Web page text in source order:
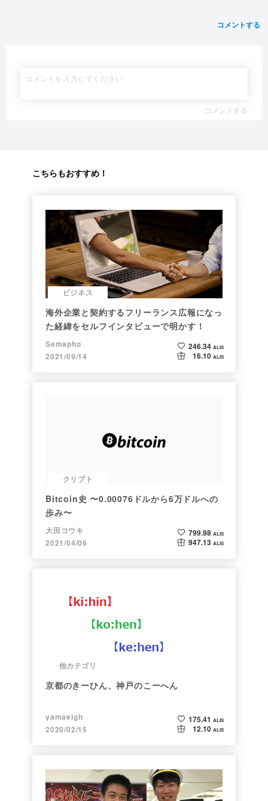
コメントする
コメントする
こちらもおすすめ！
ビジネス
海外企業と契約するフリーランス広報になっ
た経緯をセルフインタビューで明かす！
Semapho
2021/09/14
246.34 ALIS
16.10 ALIS
クリプト
Bitcoin史 〜0.00076ドルから6万ドルへの
歩み〜
大田コウキ
2021/04/06
799.98 ALIS
947.13 ALIS
他カテゴリ
京都のきーひん、神戸のこーへん
yamaeigh
2020/02/15
175.41 ALIS
12.10 ALIS